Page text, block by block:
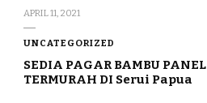
APRIL 11, 2021
UNCATEGORIZED
SEDIA PAGAR BAMBU PANEL
TERMURAH DI Serui Papua